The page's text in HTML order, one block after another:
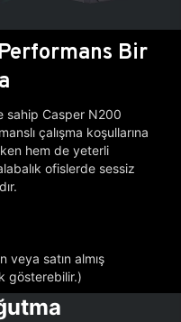
Bir
sahip Casper N200
çalışma koşullarına
hem de yeterli
ofislerde sessiz
veya satın almış
gösterebilir.)